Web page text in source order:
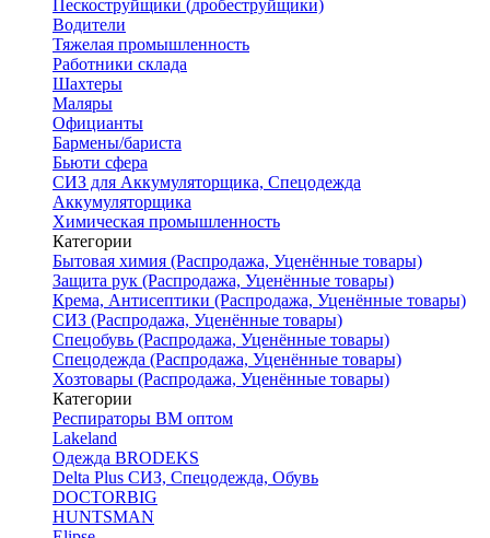
Пескоструйщики (дробеструйщики)
Водители
Тяжелая промышленность
Работники склада
Шахтеры
Маляры
Официанты
Бармены/бариста
Бьюти сфера
СИЗ для Аккумуляторщика, Спецодежда
Аккумуляторщика
Химическая промышленность
Категории
Бытовая химия (Распродажа, Уценённые товары)
Защита рук (Распродажа, Уценённые товары)
Крема, Антисептики (Распродажа, Уценённые товары)
СИЗ (Распродажа, Уценённые товары)
Спецобувь (Распродажа, Уценённые товары)
Спецодежда (Распродажа, Уценённые товары)
Хозтовары (Распродажа, Уценённые товары)
Категории
Респираторы ВМ оптом
Lakeland
Одежда BRODEKS
Delta Plus СИЗ, Спецодежда, Обувь
DOCTORBIG
HUNTSMAN